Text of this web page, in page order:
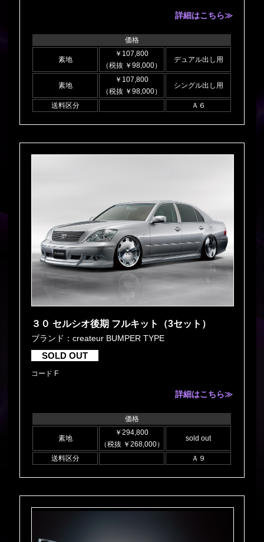
詳細はこちら≫
価格
素地
￥107,800
（税抜 ￥98,000）
デュアル出し用
素地
￥107,800
（税抜 ￥98,000）
シングル出し用
送料区分 Ａ６
３０ セルシオ後期 フルキット（3セット）
ブランド：createur BUMPER TYPE
SOLD OUT
コード F
詳細はこちら≫
価格
素地
￥294,800
（税抜 ￥268,000）
sold out
送料区分 Ａ９